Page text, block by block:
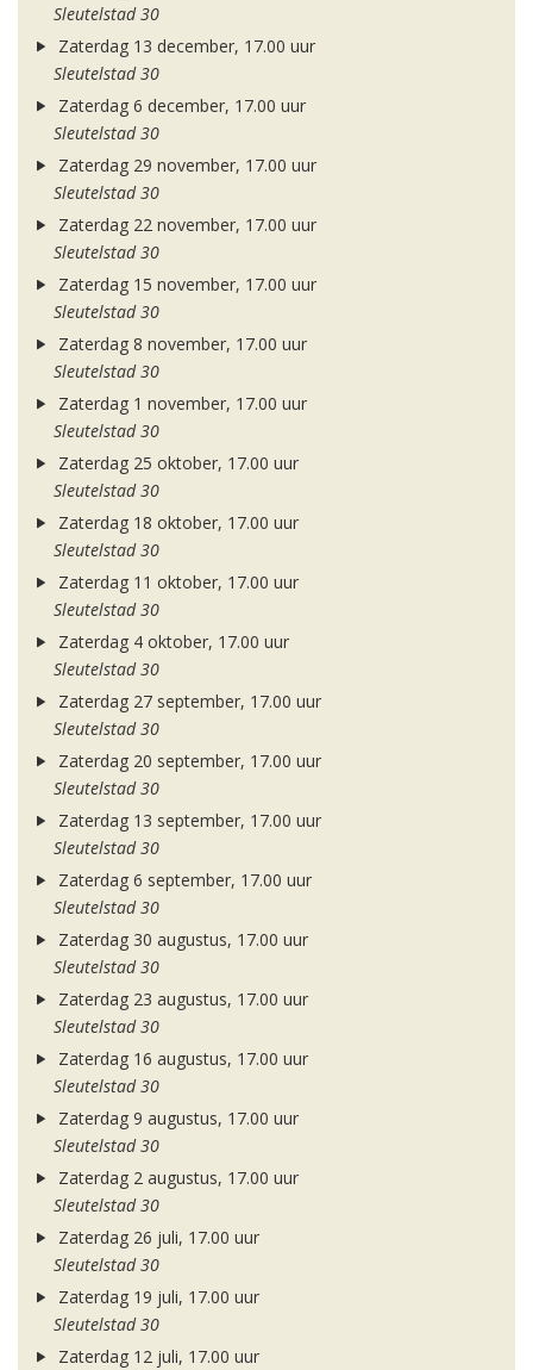
Sleutelstad 30
Zaterdag 13 december, 17.00 uur
Sleutelstad 30
Zaterdag 6 december, 17.00 uur
Sleutelstad 30
Zaterdag 29 november, 17.00 uur
Sleutelstad 30
Zaterdag 22 november, 17.00 uur
Sleutelstad 30
Zaterdag 15 november, 17.00 uur
Sleutelstad 30
Zaterdag 8 november, 17.00 uur
Sleutelstad 30
Zaterdag 1 november, 17.00 uur
Sleutelstad 30
Zaterdag 25 oktober, 17.00 uur
Sleutelstad 30
Zaterdag 18 oktober, 17.00 uur
Sleutelstad 30
Zaterdag 11 oktober, 17.00 uur
Sleutelstad 30
Zaterdag 4 oktober, 17.00 uur
Sleutelstad 30
Zaterdag 27 september, 17.00 uur
Sleutelstad 30
Zaterdag 20 september, 17.00 uur
Sleutelstad 30
Zaterdag 13 september, 17.00 uur
Sleutelstad 30
Zaterdag 6 september, 17.00 uur
Sleutelstad 30
Zaterdag 30 augustus, 17.00 uur
Sleutelstad 30
Zaterdag 23 augustus, 17.00 uur
Sleutelstad 30
Zaterdag 16 augustus, 17.00 uur
Sleutelstad 30
Zaterdag 9 augustus, 17.00 uur
Sleutelstad 30
Zaterdag 2 augustus, 17.00 uur
Sleutelstad 30
Zaterdag 26 juli, 17.00 uur
Sleutelstad 30
Zaterdag 19 juli, 17.00 uur
Sleutelstad 30
Zaterdag 12 juli, 17.00 uur